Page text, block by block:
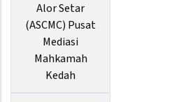
Alor Setar
(ASCMC) Pusat
Mediasi
Mahkamah
Kedah